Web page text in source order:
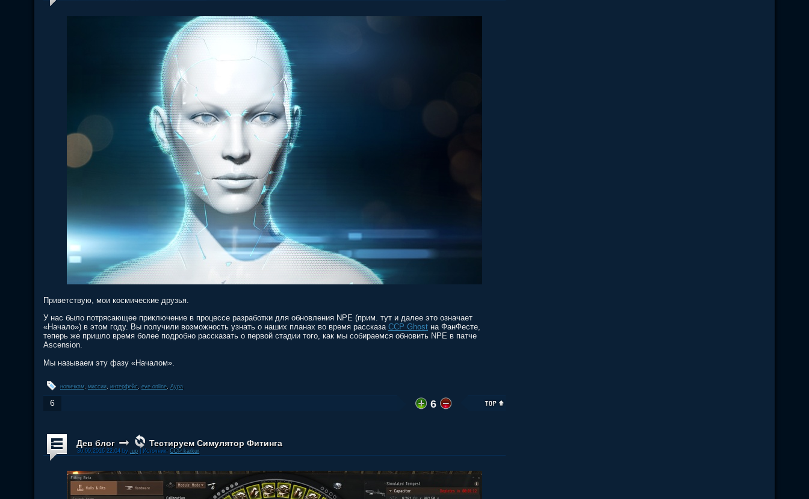
Приветствую, мои космические друзья.
У нас было потрясающее приключение в процессе разработки для обновления NPE (прим. тут и далее это означает
«Начало») в этом году. Вы получили возможность узнать о наших планах во время рассказа CCP Ghost на ФанФесте,
теперь же пришло время более подробно рассказать о первой стадии того, как мы собираемся обновить NPE в патче
Ascension.
Мы называем эту фазу «Началом».
новичкам, миссии, интерфейс, eve online, Аура
6 6
Дев блог Тестируем Симулятор Фитинга
30.09.2016 22:04 by .up| Источник: CCP karkur